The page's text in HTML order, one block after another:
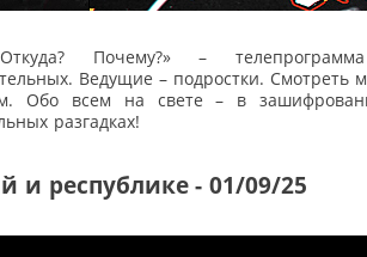
Почему?» –
Ведущие – подростки. Смотреть
Обо всем на свете – в
разгадках!
и республике - 01/09/25